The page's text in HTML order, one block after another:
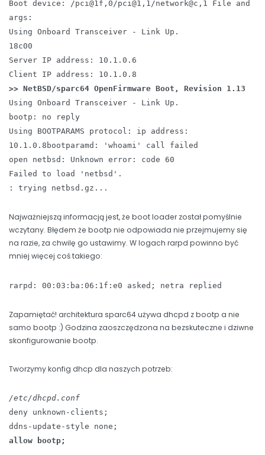
Boot device: /pci@1f,0/pci@1,1/network@c,1 File and
args:
Using Onboard Transceiver - Link Up.
18c00
Server IP address: 10.1.0.6
Client IP address: 10.1.0.8
>> NetBSD/sparc64 OpenFirmware Boot, Revision 1.13
Using Onboard Transceiver - Link Up.
bootp: no reply
Using BOOTPARAMS protocol: ip address:
10.1.0.8bootparamd: 'whoami' call failed
open netbsd: Unknown error: code 60
Failed to load 'netbsd'.
: trying netbsd.gz...
Najważniejszą informacją jest, że boot loader został pomyślnie
wczytany. Błędem że bootp nie odpowiada nie przejmujemy się
na razie, za chwilę go ustawimy. W logach rarpd powinno być
mniej więcej coś takiego:
rarpd: 00:03:ba:06:1f:e0 asked; netra replied
Zapamiętać! architektura sparc64 używa dhcpd z bootp a nie
samo bootp :) Godzina zaoszczędzona na bezskuteczne i dziwne
skonfigurowanie bootp.
Tworzymy konfig dhcp dla naszych potrzeb:
/etc/dhcpd.conf
deny unknown-clients;
ddns-update-style none;
allow bootp;